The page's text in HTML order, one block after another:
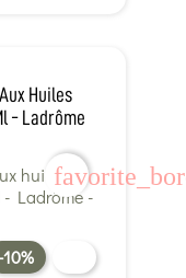
Huiles
- Ladrôme
-10%